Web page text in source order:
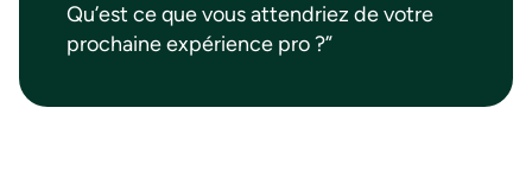
Qu’est ce que vous attendriez de votre
prochaine expérience pro ?”